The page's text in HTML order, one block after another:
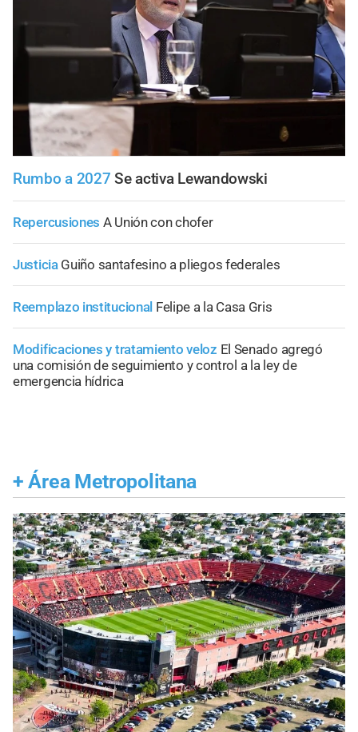
Rumbo a 2027 Se activa Lewandowski
Repercusiones A Unión con chofer
Justicia Guiño santafesino a pliegos federales
Reemplazo institucional Felipe a la Casa Gris
Modificaciones y tratamiento veloz El Senado agregó
una comisión de seguimiento y control a la ley de
emergencia hídrica
+ Área Metropolitana